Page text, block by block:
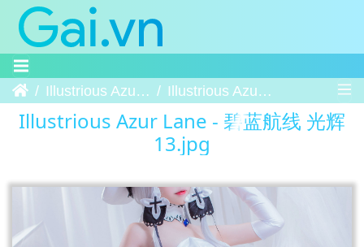
Trang chủIllustrious Azur Lane - 碧蓝航线 光辉 Illustrious Azur Lane - 碧蓝航线 光辉 13
Illustrious Azur Lane - 碧蓝航线 光辉
13.jpg